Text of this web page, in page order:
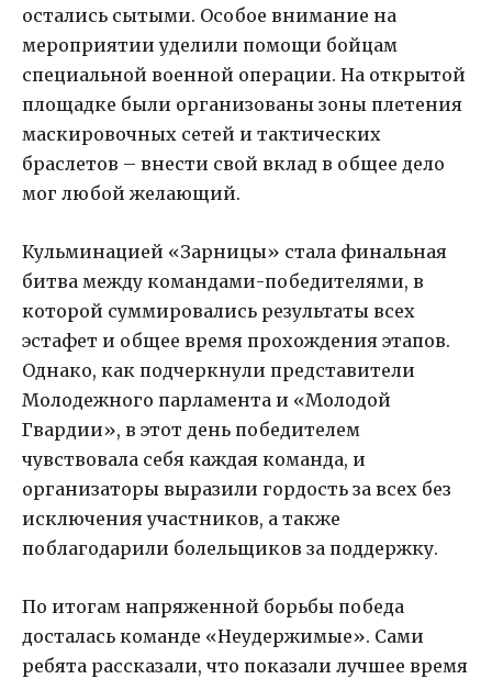
остались сытыми. Особое внимание на
мероприятии уделили помощи бойцам
специальной военной операции. На открытой
площадке были организованы зоны плетения
маскировочных сетей и тактических
браслетов – внести свой вклад в общее дело
мог любой желающий.
Кульминацией «Зарницы» стала финальная
битва между командами-победителями, в
которой суммировались результаты всех
эстафет и общее время прохождения этапов.
Однако, как подчеркнули представители
Молодежного парламента и «Молодой
Гвардии», в этот день победителем
чувствовала себя каждая команда, и
организаторы выразили гордость за всех без
исключения участников, а также
поблагодарили болельщиков за поддержку.
По итогам напряженной борьбы победа
досталась команде «Неудержимые». Сами
ребята рассказали, что показали лучшее время